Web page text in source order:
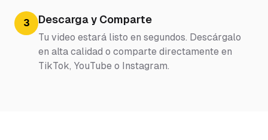
3 Descarga y Comparte
Tu video estará listo en segundos. Descárgalo
en alta calidad o comparte directamente en
TikTok, YouTube o Instagram.